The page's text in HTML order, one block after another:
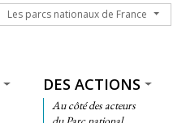
Les parcs nationaux de France
Les parcs nationaux de France
DES ACTIONS
Au côté des acteurs